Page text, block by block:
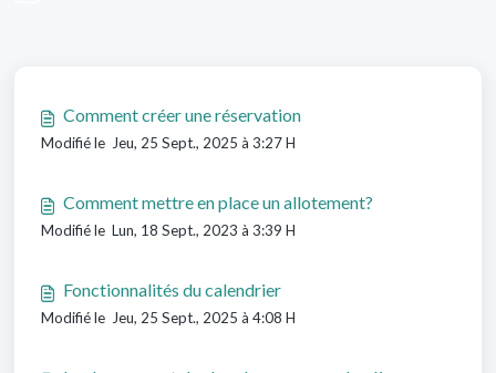
Comment créer une réservation
Modifié le Jeu, 25 Sept., 2025 à 3:27 H
Comment mettre en place un allotement?
Modifié le Lun, 18 Sept., 2023 à 3:39 H
Fonctionnalités du calendrier
Modifié le Jeu, 25 Sept., 2025 à 4:08 H